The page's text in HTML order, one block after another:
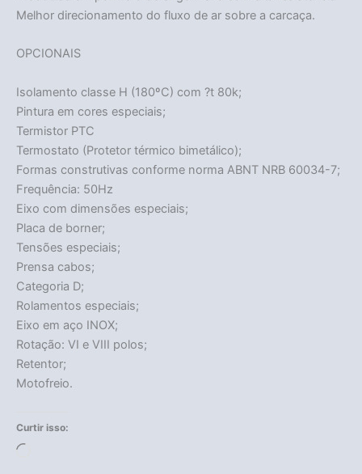
Melhor direcionamento do fluxo de ar sobre a carcaça.
OPCIONAIS
Isolamento classe H (180ºC) com ?t 80k;
Pintura em cores especiais;
Termistor PTC
Termostato (Protetor térmico bimetálico);
Formas construtivas conforme norma ABNT NRB 60034-7;
Frequência: 50Hz
Eixo com dimensões especiais;
Placa de borner;
Tensões especiais;
Prensa cabos;
Categoria D;
Rolamentos especiais;
Eixo em aço INOX;
Rotação: VI e VIII polos;
Retentor;
Motofreio.
Curtir isso: